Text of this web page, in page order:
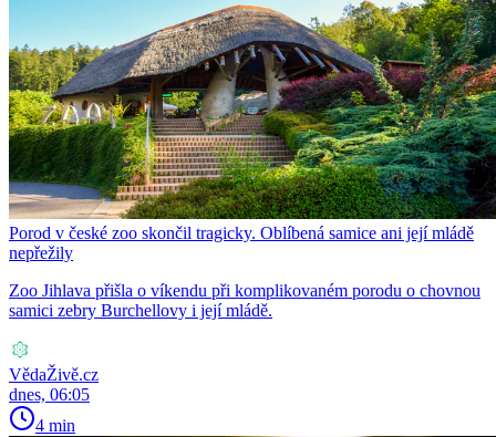
Porod v české zoo skončil tragicky. Oblíbená samice ani její mládě
nepřežily
Zoo Jihlava přišla o víkendu při komplikovaném porodu o chovnou
samici zebry Burchellovy i její mládě.
VědaŽivě.cz
dnes, 06:05
4 min